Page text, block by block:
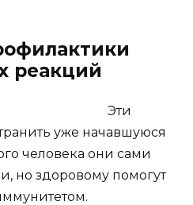
реакций
Эти
уже начавшуюся
человека они сами
но здоровому помогут